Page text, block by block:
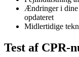
Ændringer i dine
opdateret
Midlertidige
Test af CPR-